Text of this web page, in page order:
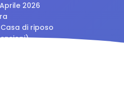
2026
di riposo